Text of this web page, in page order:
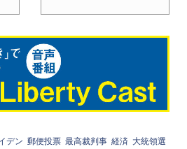
デン 郵便投票 最高裁判事 経済 大統領選